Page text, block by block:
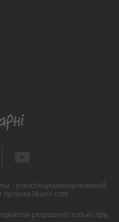
- узкоспециализированный
проекта likarni.com
разрешено только при